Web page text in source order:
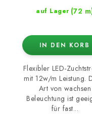
auf Lager (72
IN DEN KORB
Flexibler LED-
mit 12w/m Leistung.
Art von wachsen
Beleuchtung ist
für fast...